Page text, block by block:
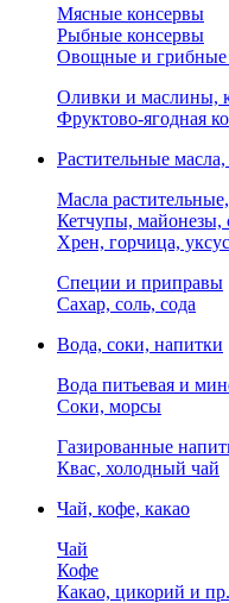
Мясные консервы
Рыбные консервы
Овощные и грибные
Оливки и маслины,
Фруктово-ягодная
Растительные
Масла
Кетчупы, майонезы,
Хрен, горчица,
Специи и приправы
Сахар, соль, сода
Вода, соки, напитки
Вода питьевая и
Соки, морсы
Газированные
Квас, холодный чай
Чай, кофе, какао
Чай
Кофе
Какао, цикорий и пр.